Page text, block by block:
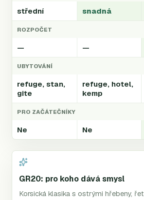
střední snadná
ROZPOČET
— —
UBYTOVÁNÍ
refuge, stan,
gite
refuge, hotel,
kemp
PRO ZAČÁTEČNÍKY
Ne Ne
GR20: pro koho dává smysl
Korsická klasika s ostrými hřebeny,